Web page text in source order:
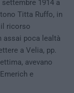
1914 a
Titta Ruffo, in
ricorso
assai poca lealtà
a Velia, pp.
avevano
e